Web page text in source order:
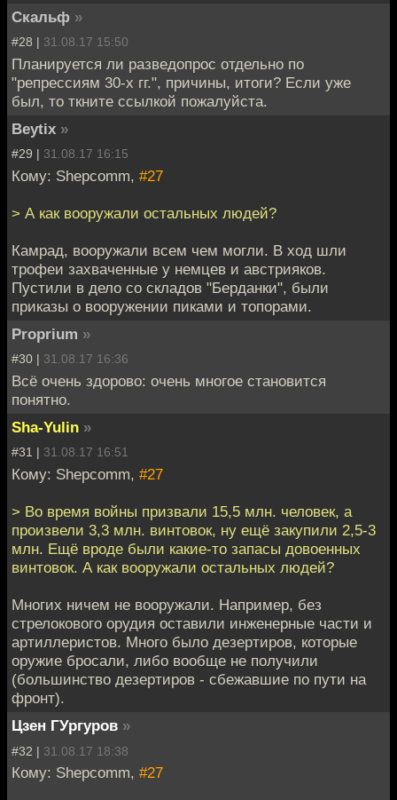
Скальф »
#28 | 31.08.17 15:50
Планируется ли разведопрос отдельно по
"репрессиям 30-х гг.", причины, итоги? Если уже
был, то ткните ссылкой пожалуйста.
Beytix »
#29 | 31.08.17 16:15
Кому: Shepcomm, #27
> А как вооружали остальных людей?
Камрад, вооружали всем чем могли. В ход шли
трофеи захваченные у немцев и австрияков.
Пустили в дело со складов "Берданки", были
приказы о вооружении пиками и топорами.
Proprium »
#30 | 31.08.17 16:36
Всё очень здорово: очень многое становится
понятно.
Sha-Yulin »
#31 | 31.08.17 16:51
Кому: Shepcomm, #27
> Во время войны призвали 15,5 млн. человек, а
произвели 3,3 млн. винтовок, ну ещё закупили 2,5-3
млн. Ещё вроде были какие-то запасы довоенных
винтовок. А как вооружали остальных людей?
Многих ничем не вооружали. Например, без
стрелокового орудия оставили инженерные части и
артиллеристов. Много было дезертиров, которые
оружие бросали, либо вообще не получили
(большинство дезертиров - сбежавшие по пути на
фронт).
Цзен ГУргуров »
#32 | 31.08.17 18:38
Кому: Shepcomm, #27